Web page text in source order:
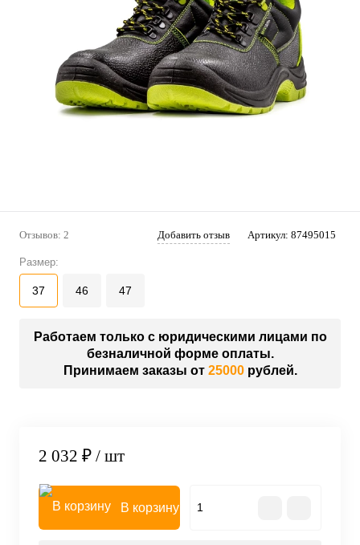
Отзывов: 2 Добавить отзыв Артикул: 87495015
Размер:
37 46 47
Работаем только с юридическими лицами по
безналичной форме оплаты.
Принимаем заказы от 25000рублей.
2 032 ₽ / шт
В корзину